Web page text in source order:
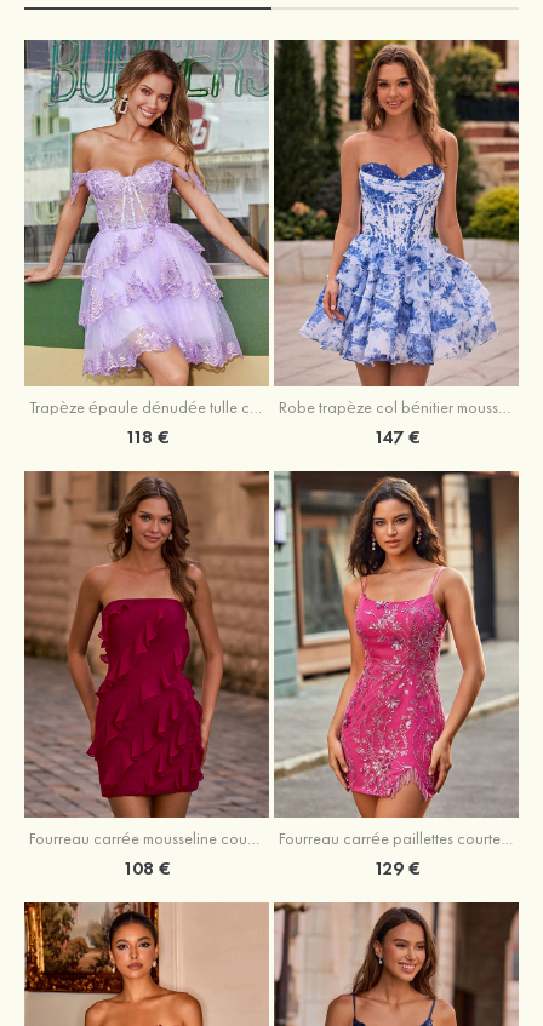
Trapèze épaule dénudée tulle courte/mini robe de fête de la rentrée avec paillettes
118 €
Robe trapèze col bénitier mousseline courte/mini robe de fête de la rentrée avec appliqué
147 €
Fourreau carrée mousseline courte/mini robe de fête de la rentré avec volants
108 €
Fourreau carrée paillettes courte/mini robe de fête de la rentrée
129 €